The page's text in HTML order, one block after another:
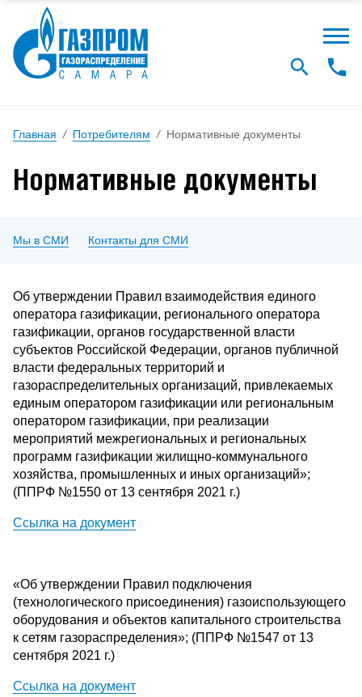
Главная / Потребителям / Нормативные документы
Нормативные документы
Мы в СМИ Контакты для СМИ
Об утверждении Правил взаимодействия единого
оператора газификации, регионального оператора
газификации, органов государственной власти
субъектов Российской Федерации, органов публичной
власти федеральных территорий и
газораспределительных организаций, привлекаемых
единым оператором газификации или региональным
оператором газификации, при реализации
мероприятий межрегиональных и региональных
программ газификации жилищно-коммунального
хозяйства, промышленных и иных организаций»;
(ППРФ №1550 от 13 сентября 2021 г.)
Ссылка на документ
«Об утверждении Правил подключения
(технологического присоединения) газоиспользующего
оборудования и объектов капитального строительства
к сетям газораспределения»; (ППРФ №1547 от 13
сентября 2021 г.)
Ссылка на документ